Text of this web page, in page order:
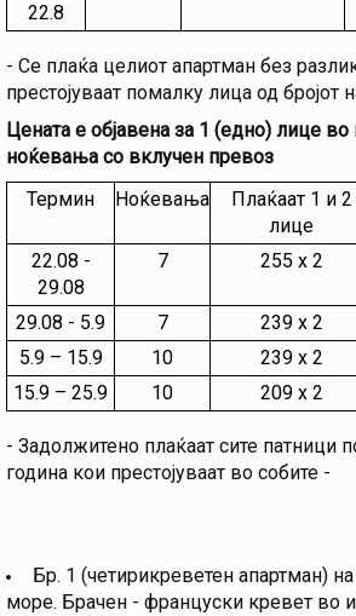
22.8
- Се плаќа целиот апартман без
престојуваат помалку лица од бројот
Цената е објавена за 1 (едно) лице
ноќевања со вклучен превоз
Термин
Ноќевања
Плаќаат 1 и 2
лице
22.08 -
29.08
7 255 х 2
29.08 - 5.9 7 239 х 2
5.9 – 15.9
10 239 х 2
15.9 – 25.9
10 209 х 2
- Задолжитено плаќаат сите патници
година кои престојуваат во собите -
Бр. 1 (четирикреветен апартман)
море. Брачен - француски кревет во